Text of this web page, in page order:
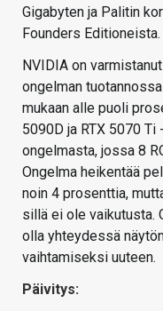
Gigabyten ja Palitin
Founders Editioneista.
NVIDIA on
ongelman
mukaan alle puoli
5090D ja RTX 5070
ongelmasta, jossa 8
Ongelma heikentää
noin 4 prosenttia,
sillä ei ole vaikutusta.
olla yhteydessä
vaihtamiseksi uuteen.
Päivitys: